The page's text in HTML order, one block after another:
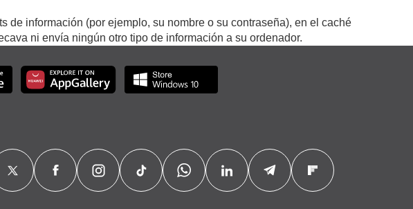
de información (por ejemplo, su nombre o su contraseña), en el caché
ni envía ningún otro tipo de información a su ordenador.